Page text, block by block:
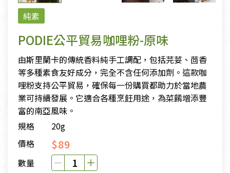
純素
PODIE公平貿易咖哩粉-原味
由斯里蘭卡的傳統香料純手工調配，包括芫荽、茴香
等多種素食友好成分，完全不含任何添加劑。這款咖
哩粉支持公平貿易，確保每一份購買都助力於當地農
業可持續發展。它適合各種烹飪用途，為菜餚增添豐
富的南亞風味。
規格
20g
價格
$89
數量